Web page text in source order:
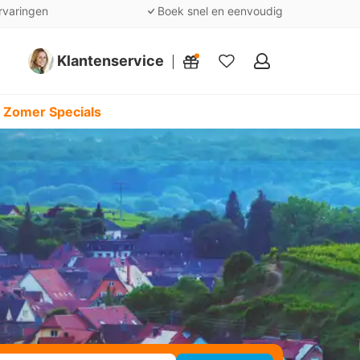
Boek snel en eenvoudig
Klantenservice
Mijn
Specials